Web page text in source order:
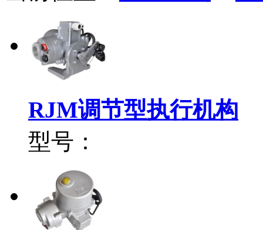
RJM调节型执行机构
型号：